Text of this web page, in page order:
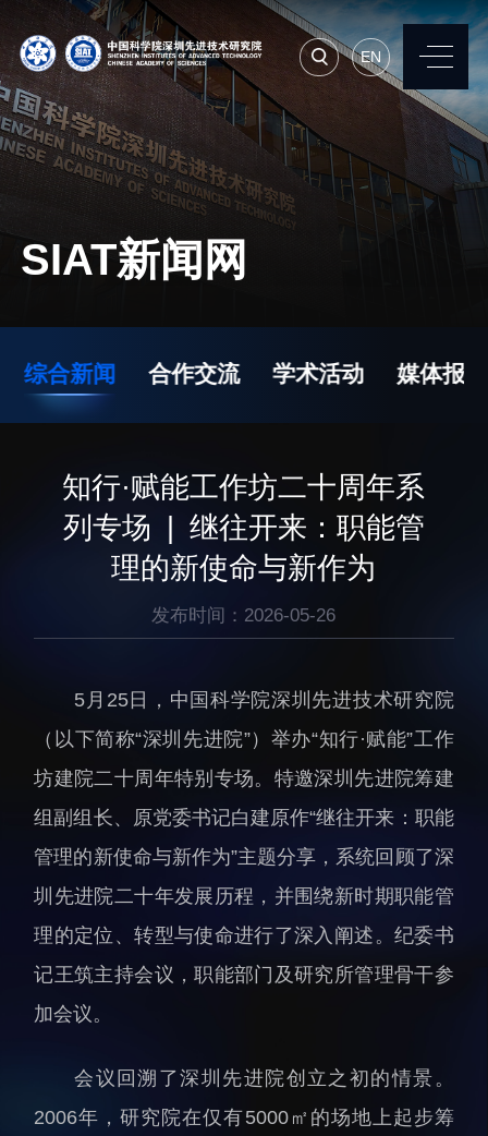
EN
常用系统 人才招聘 联系我们
机构简介
院长寄语
现任领导
统计数据
研究机构
先进集成技术研究所
生物医学与健康工程研
生物医药与技术研究所
脑认知与脑疾病研究所
合成生物学研究所
材料人工智能研究所
人才概况
人才介绍
人才招聘
人才动态
综合处
科研管理处
创新融合处
合作转化处
教育处
SIAT新闻网
综合新闻 合作交流 学术活动 媒体报道
知行·赋能工作坊二十周年系
列专场 | 继往开来：职能管
理的新使命与新作为
发布时间：2026-05-26
5月25日，中国科学院深圳先进技术研究院
（以下简称“深圳先进院”）举办“知行·赋能”工作
坊建院二十周年特别专场。特邀深圳先进院筹建
组副组长、原党委书记白建原作“继往开来：职能
管理的新使命与新作为”主题分享，系统回顾了深
圳先进院二十年发展历程，并围绕新时期职能管
理的定位、转型与使命进行了深入阐述。纪委书
记王筑主持会议，职能部门及研究所管理骨干参
加会议。
会议回溯了深圳先进院创立之初的情景。
2006年，研究院在仅有5000㎡的场地上起步筹